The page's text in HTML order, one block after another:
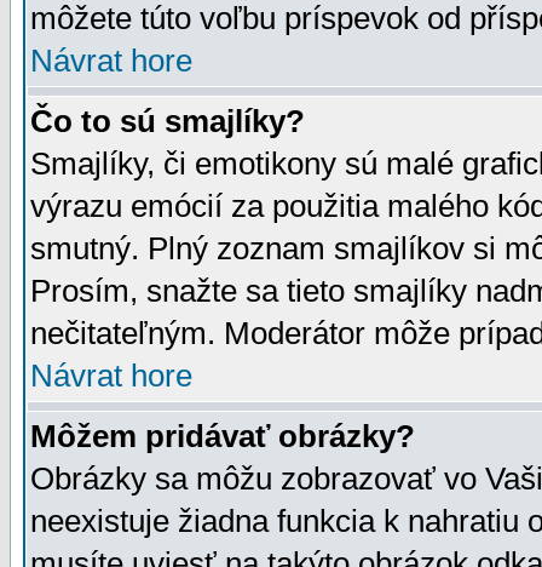
môžete túto voľbu príspevok od
Návrat hore
Čo to sú smajlíky?
Smajlíky, či emotikony sú malé
výrazu emócií za použitia malého
smutný. Plný zoznam smajlíkov si
Prosím, snažte sa tieto smajlíky
nečitateľným. Moderátor môže
Návrat hore
Môžem pridávať obrázky?
Obrázky sa môžu zobrazovať vo
neexistuje žiadna funkcia k nahratiu